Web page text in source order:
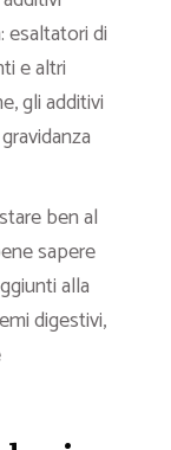
esaltatori di
e altri
gli additivi
ben al
sapere
alla
digestivi,